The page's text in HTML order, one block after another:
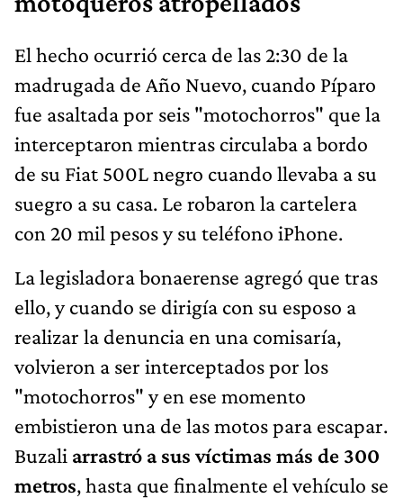
El hecho ocurrió cerca de las 2:30 de la
madrugada de Año Nuevo, cuando Píparo
fue asaltada por seis "motochorros" que la
interceptaron mientras circulaba a bordo
de su Fiat 500L negro cuando llevaba a su
suegro a su casa. Le robaron la cartelera
con 20 mil pesos y su teléfono iPhone.
La legisladora bonaerense agregó que tras
ello, y cuando se dirigía con su esposo a
realizar la denuncia en una comisaría,
volvieron a ser interceptados por los
"motochorros" y en ese momento
embistieron una de las motos para escapar.
Buzali arrastró a sus víctimas más de 300
metros, hasta que finalmente el vehículo se